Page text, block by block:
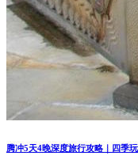
腾冲5天4晚深度旅行攻略｜四季